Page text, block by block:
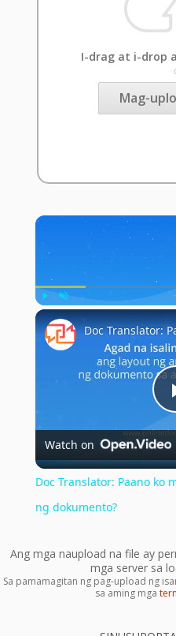
I-drag at i-drop
Mag-
Play Unmute
Watch on
Doc Translator: Paano ko
ng dokumento?
Ang mga naupload na file ay
mga server sa
Sa pamamagitan ng pag-upload ng
sa aming mga